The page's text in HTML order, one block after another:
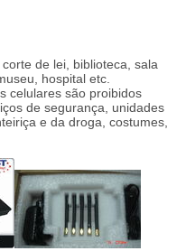
de lei, biblioteca, sala
hospital etc.
celulares são proibidos
de segurança, unidades
e da droga, costumes,